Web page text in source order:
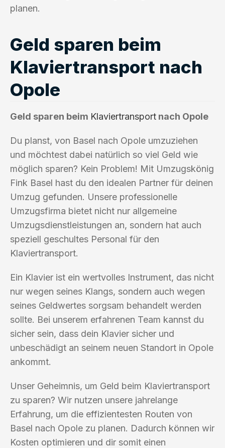
planen.
Geld sparen beim
Klaviertransport nach
Opole
Geld sparen beim Klaviertransport nach Opole
Du planst, von Basel nach Opole umzuziehen
und möchtest dabei natürlich so viel Geld wie
möglich sparen? Kein Problem! Mit Umzugskönig
Fink Basel hast du den idealen Partner für deinen
Umzug gefunden. Unsere professionelle
Umzugsfirma bietet nicht nur allgemeine
Umzugsdienstleistungen an, sondern hat auch
speziell geschultes Personal für den
Klaviertransport.
Ein Klavier ist ein wertvolles Instrument, das nicht
nur wegen seines Klangs, sondern auch wegen
seines Geldwertes sorgsam behandelt werden
sollte. Bei unserem erfahrenen Team kannst du
sicher sein, dass dein Klavier sicher und
unbeschädigt an seinem neuen Standort in Opole
ankommt.
Unser Geheimnis, um Geld beim Klaviertransport
zu sparen? Wir nutzen unsere jahrelange
Erfahrung, um die effizientesten Routen von
Basel nach Opole zu planen. Dadurch können wir
Kosten optimieren und dir somit einen